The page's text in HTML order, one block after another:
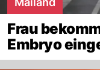
Frau
Embryo